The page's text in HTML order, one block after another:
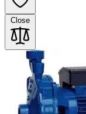
Close